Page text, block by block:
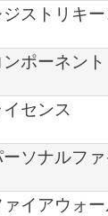
ジストリキ
ンポーネント
イセンス
ーソナルフ
ァイアウォ